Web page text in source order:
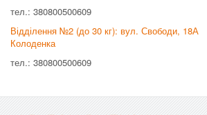
тел.: 380800500609
Відділення №2 (до 30 кг): вул. Свободи, 18А
Колоденка
тел.: 380800500609